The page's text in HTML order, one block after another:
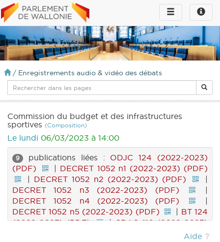
Toggle
infos
Toggle
navigation
/ Enregistrements audio & vidéo des débats
Commission du budget et des infrastructures
sportives (Composition)
Le lundi 06/03/2023 à 14:00
9 publications liées : ODJC 124 (2022-2023)
(PDF)
| DECRET 1052 n1 (2022-2023) (PDF)
| DECRET 1052 n2 (2022-2023) (PDF)
|
DECRET 1052 n3 (2022-2023) (PDF)
|
DECRET 1052 n4 (2022-2023) (PDF)
|
DECRET 1052 n5 (2022-2023) (PDF)
| BT 124
(2022-2023) (PDF)
|CRAC 110 (2022-2023)
|
Aide